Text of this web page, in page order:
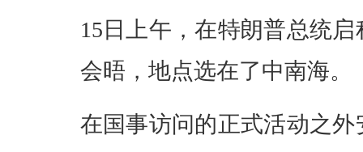
15日上午，在特朗普总统
会晤，地点选在了中南海。
在国事访问的正式活动之